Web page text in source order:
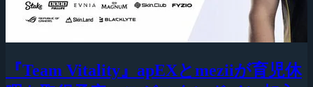
『Team Vitality』apEXとmeziiが育児休